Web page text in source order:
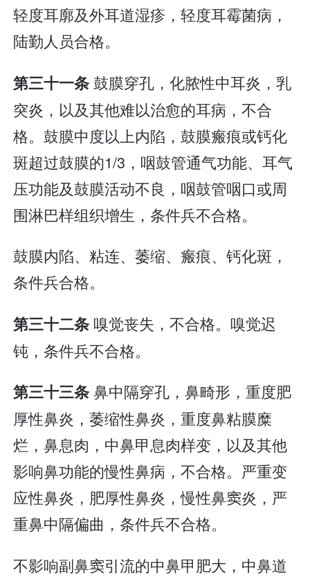
轻度耳廓及外耳道湿疹，轻度耳霉菌病，
陆勤人员合格。
第三十一条鼓膜穿孔，化脓性中耳炎，乳
突炎，以及其他难以治愈的耳病，不合
格。鼓膜中度以上内陷，鼓膜瘢痕或钙化
斑超过鼓膜的1/3，咽鼓管通气功能、耳气
压功能及鼓膜活动不良，咽鼓管咽口或周
围淋巴样组织增生，条件兵不合格。
鼓膜内陷、粘连、萎缩、瘢痕、钙化斑，
条件兵合格。
第三十二条 嗅觉丧失，不合格。嗅觉迟
钝，条件兵不合格。
第三十三条鼻中隔穿孔，鼻畸形，重度肥
厚性鼻炎，萎缩性鼻炎，重度鼻粘膜糜
烂，鼻息肉，中鼻甲息肉样变，以及其他
影响鼻功能的慢性鼻病，不合格。严重变
应性鼻炎，肥厚性鼻炎，慢性鼻窦炎，严
重鼻中隔偏曲，条件兵不合格。
不影响副鼻窦引流的中鼻甲肥大，中鼻道